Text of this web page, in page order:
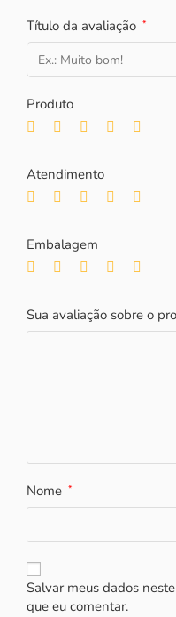
Título da avaliação *
Produto
Atendimento
Embalagem
Sua avaliação sobre o
Nome *
Salvar meus dados
que eu comentar.